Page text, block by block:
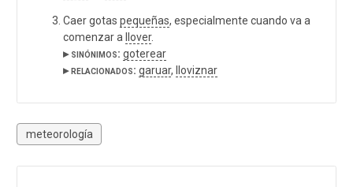
Caer gotas pequeñas, especialmente cuando va a
comenzar a
llover.
▸ sinónimos: goterear
▸ relacionados: garuar, lloviznar
meteorología